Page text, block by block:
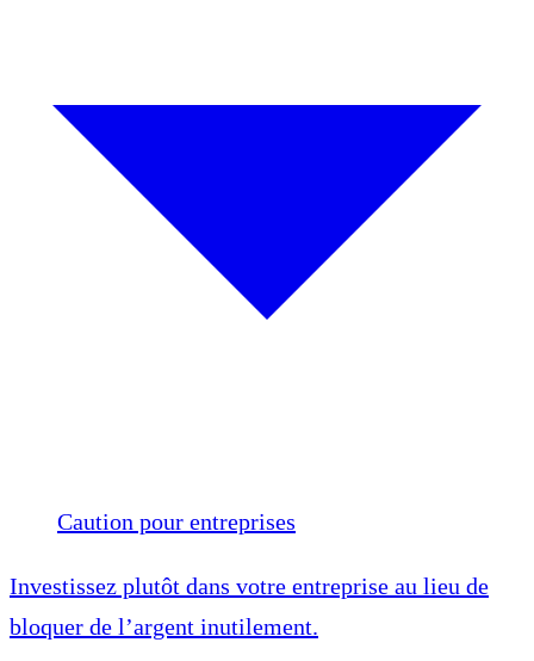
Caution pour entreprises
Investissez plutôt dans votre entreprise au lieu de
bloquer de l’argent inutilement.